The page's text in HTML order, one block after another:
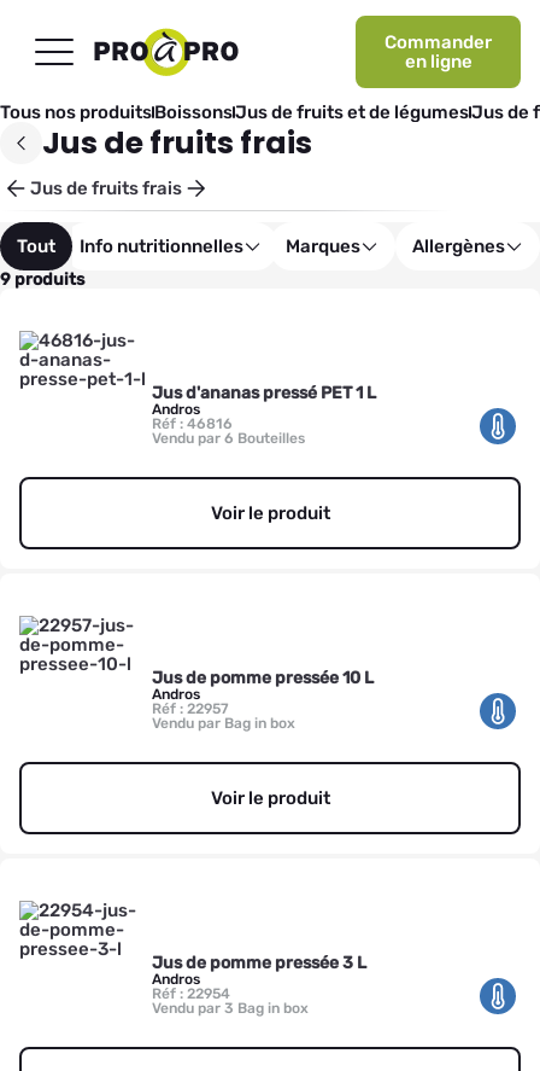
Commander
en ligne
Tous nos produitsBoissonsJus de fruits et de légumesJus de
Jus de fruits frais
Jus de fruits frais
Tout Info nutritionnelles Marques Allergènes
9 produits
Jus d'ananas pressé PET 1 L
Andros
Réf : 46816
Vendu par 6 Bouteilles
Voir le produit
Jus de pomme pressée 10 L
Andros
Réf : 22957
Vendu par Bag in box
Voir le produit
Jus de pomme pressée 3 L
Andros
Réf : 22954
Vendu par 3 Bag in box